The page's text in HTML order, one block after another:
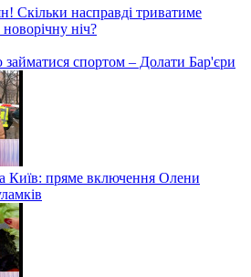
навчатися і де можна
ВТРАЧАЄ ДОВІРУ
якщо загубили чек?
лежить Київстар